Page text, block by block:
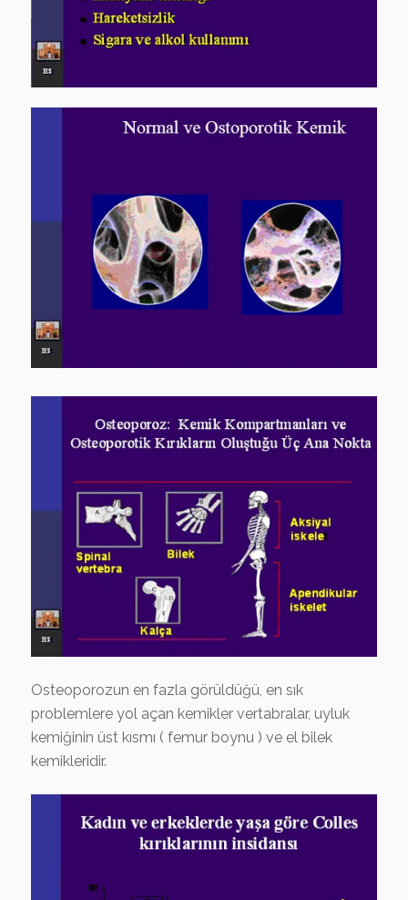
Osteoporozun en fazla görüldüğü, en sık
problemlere yol açan kemikler vertabralar, uyluk
kemiğinin üst kısmı ( femur boynu ) ve el bilek
kemikleridir.